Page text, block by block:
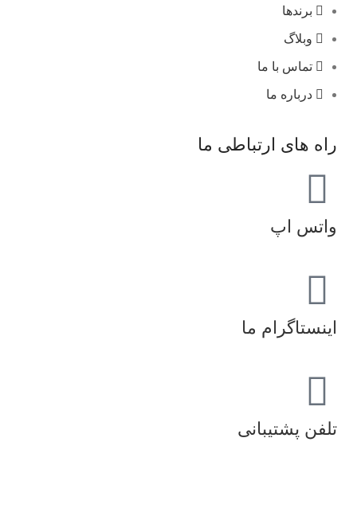
برندها
وبلاگ
تماس با ما
درباره ما
راه های ارتباطی ما
واتس اپ
اینستاگرام ما
تلفن پشتیبانی